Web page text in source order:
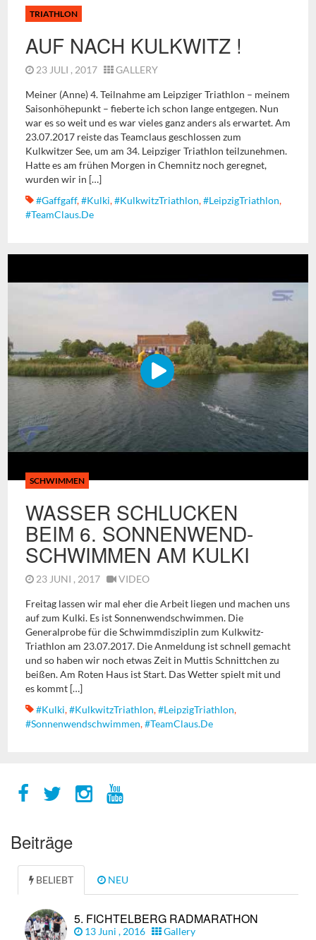
TRIATHLON
AUF NACH KULKWITZ !
23 JULI , 2017 GALLERY
Meiner (Anne) 4. Teilnahme am Leipziger Triathlon – meinem
Saisonhöhepunkt – fieberte ich schon lange entgegen. Nun
war es so weit und es war vieles ganz anders als erwartet. Am
23.07.2017 reiste das Teamclaus geschlossen zum
Kulkwitzer See, um am 34. Leipziger Triathlon teilzunehmen.
Hatte es am frühen Morgen in Chemnitz noch geregnet,
wurden wir in […]
#gaffgaff,#Kulki,#KulkwitzTriathlon,#LeipzigTriathlon,
#TeamClaus.de
SCHWIMMEN
WASSER SCHLUCKEN
BEIM 6. SONNENWEND-
SCHWIMMEN AM KULKI
23 JUNI , 2017 VIDEO
Freitag lassen wir mal eher die Arbeit liegen und machen uns
auf zum Kulki. Es ist Sonnenwendschwimmen. Die
Generalprobe für die Schwimmdisziplin zum Kulkwitz-
Triathlon am 23.07.2017. Die Anmeldung ist schnell gemacht
und so haben wir noch etwas Zeit in Muttis Schnittchen zu
beißen. Am Roten Haus ist Start. Das Wetter spielt mit und
es kommt […]
#Kulki,#KulkwitzTriathlon,#LeipzigTriathlon,
#Sonnenwendschwimmen,#TeamClaus.de
Beiträge
BELIEBT NEU
5. FICHTELBERG RADMARATHON
13 Juni , 2016 Gallery